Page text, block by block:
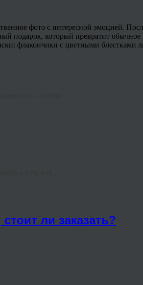
фото с интересной эмоцией.
подарок, который превратит
флакончики с цветными блестками
ли заказать?